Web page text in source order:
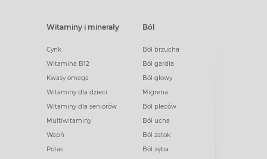
Witaminy i minerały
Cynk
Witamina B12
Kwasy omega
Witaminy dla dzieci
Witaminy dla seniorów
Multiwitaminy
Wapń
Potas
Ból
Ból brzucha
Ból gardła
Ból głowy
Migrena
Ból pleców
Ból ucha
Ból zatok
Ból zęba